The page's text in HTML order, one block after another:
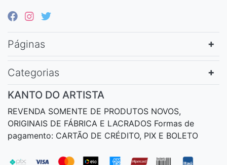
Páginas
Categorias
KANTO DO ARTISTA
REVENDA SOMENTE DE PRODUTOS NOVOS,
ORIGINAIS DE FÁBRICA E LACRADOS Formas de
pagamento: CARTÃO DE CRÉDITO, PIX E BOLETO